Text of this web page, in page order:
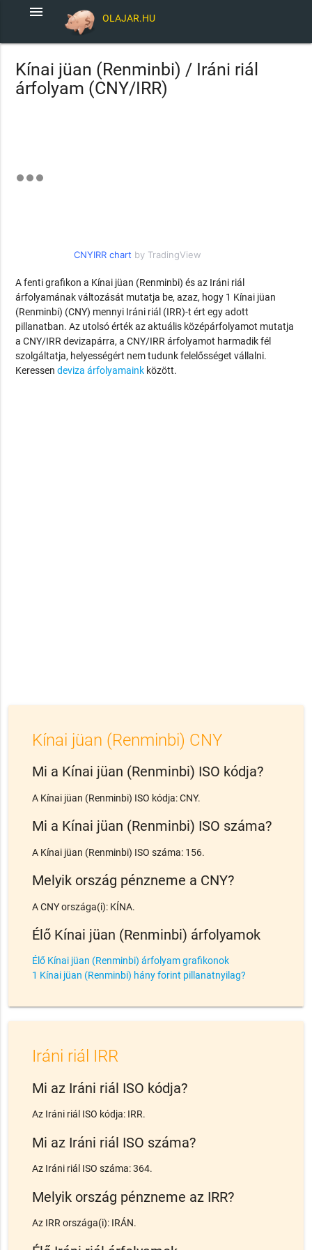
OLAJAR.HU
menu
Kínai jüan (Renminbi) / Iráni riál
árfolyam (CNY/IRR)
CNYIRR chart by TradingView
A fenti grafikon a Kínai jüan (Renminbi) és az Iráni riál
árfolyamának változását mutatja be, azaz, hogy 1 Kínai jüan
(Renminbi) (CNY) mennyi Iráni riál (IRR)-t ért egy adott
pillanatban. Az utolsó érték az aktuális középárfolyamot mutatja
a CNY/IRR devizapárra, a CNY/IRR árfolyamot harmadik fél
szolgáltatja, helyességért nem tudunk felelősséget vállalni.
Keressendeviza árfolyamaink között.
Kínai jüan (Renminbi) CNY
Mi a Kínai jüan (Renminbi) ISO kódja?
A Kínai jüan (Renminbi) ISO kódja: CNY.
Mi a Kínai jüan (Renminbi) ISO száma?
A Kínai jüan (Renminbi) ISO száma: 156.
Melyik ország pénzneme a CNY?
A CNY országa(i): KÍNA.
Élő Kínai jüan (Renminbi) árfolyamok
Élő Kínai jüan (Renminbi) árfolyam grafikonok
1 Kínai jüan (Renminbi) hány forint pillanatnyilag?
Iráni riál IRR
Mi az Iráni riál ISO kódja?
Az Iráni riál ISO kódja: IRR.
Mi az Iráni riál ISO száma?
Az Iráni riál ISO száma: 364.
Melyik ország pénzneme az IRR?
Az IRR országa(i): IRÁN.